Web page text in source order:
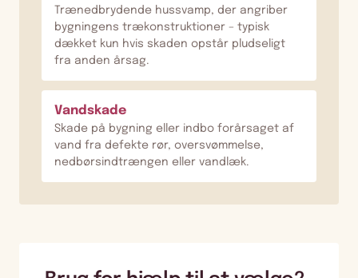
Trænedbrydende hussvamp, der angriber
bygningens trækonstruktioner – typisk
dækket kun hvis skaden opstår pludseligt
fra anden årsag.
Vandskade
Skade på bygning eller indbo forårsaget af
vand fra defekte rør, oversvømmelse,
nedbørsindtrængen eller vandlæk.